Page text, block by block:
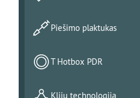
Piešimo plaktukas
T Hotbox PDR
Klijų technologija